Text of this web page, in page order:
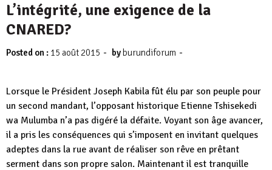
L’intégrité, une exigence de la
CNARED?
Posted on : 15 août 2015 - by burundiforum -
Lorsque le Président Joseph Kabila fût élu par son peuple pour
un second mandant, l’opposant historique Etienne Tshisekedi
wa Mulumba n’a pas digéré la défaite. Voyant son âge avancer,
il a pris les conséquences qui s’imposent en invitant quelques
adeptes dans la rue avant de réaliser son rêve en prêtant
serment dans son propre salon. Maintenant il est tranquille